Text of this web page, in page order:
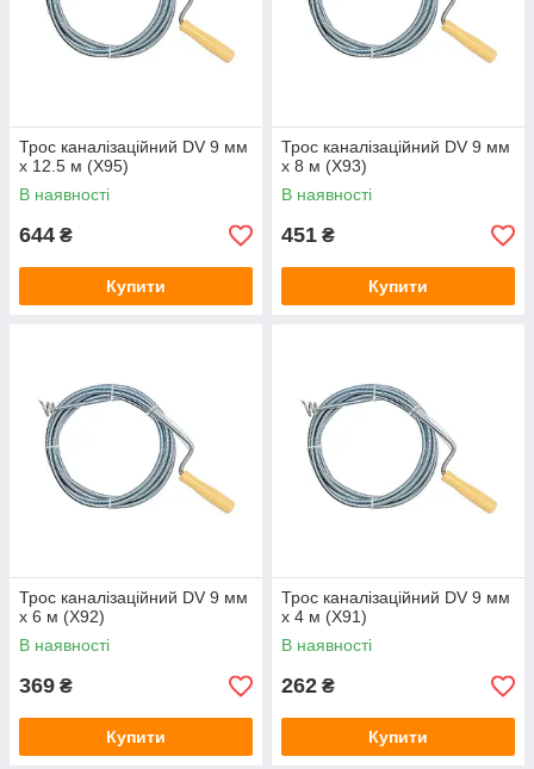
Трос каналізаційний DV 9 мм
x 12.5 м (Х95)
В наявності
644 ₴
Купити
Трос каналізаційний DV 9 мм
x 8 м (Х93)
В наявності
451 ₴
Купити
Трос каналізаційний DV 9 мм
x 6 м (Х92)
В наявності
369 ₴
Купити
Трос каналізаційний DV 9 мм
x 4 м (Х91)
В наявності
262 ₴
Купити